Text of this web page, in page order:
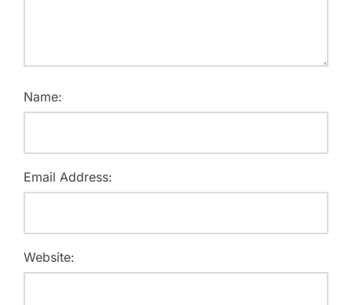
Name:
Email Address:
Website: